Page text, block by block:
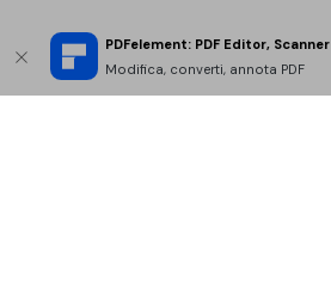
PDFelement: PDF Editor, Scanner
Modifica, converti, annota PDF